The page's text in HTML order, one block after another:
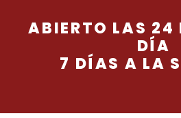
ABIERTO LAS 24
DÍA
7 DÍAS A LA